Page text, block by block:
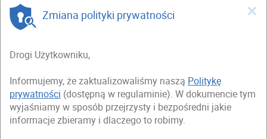
×
Zmiana polityki prywatności
Drogi Użytkowniku,
Informujemy, że zaktualizowaliśmy naszą Politykę
prywatności (dostępną w regulaminie). W dokumencie tym
wyjaśniamy w sposób przejrzysty i bezpośredni jakie
informacje zbieramy i dlaczego to robimy.